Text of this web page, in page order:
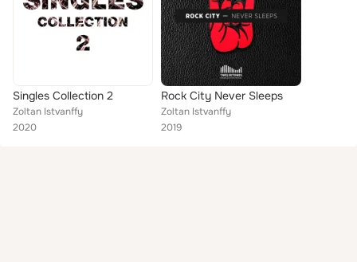
Singles Collection 2
Zoltan Istvanffy
2020
Rock City Never Sleeps
Zoltan Istvanffy
2019